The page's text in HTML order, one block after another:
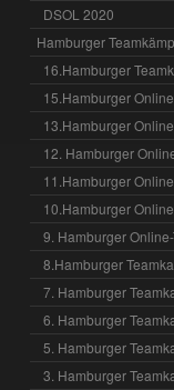
DSOL 2020
Hamburger
16.Hamburger
15.Hamburger
13.Hamburger
12. Hamburger
11.Hamburger
10.Hamburger
9. Hamburger
8.Hamburger
7. Hamburger
6. Hamburger
5. Hamburger
3. Hamburger